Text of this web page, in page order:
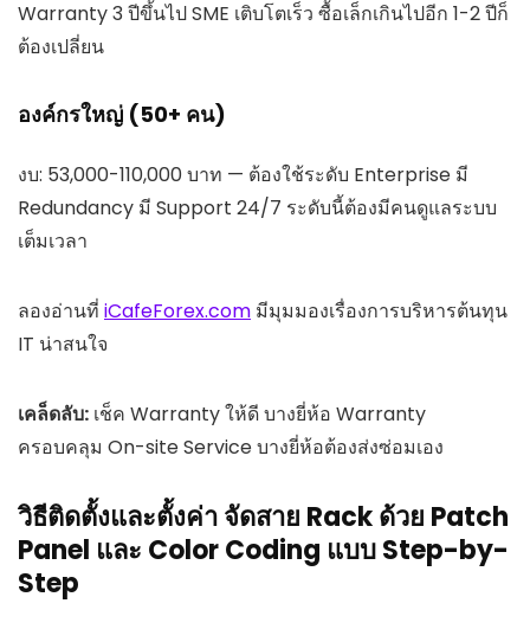
Warranty 3 ปีขึ้นไป SME เติบโตเร็ว ซื้อเล็กเกินไปอีก 1-2 ปีก็
ต้องเปลี่ยน
องค์กรใหญ่ (50+ คน)
งบ: 53,000-110,000 บาท — ต้องใช้ระดับ Enterprise มี
Redundancy มี Support 24/7 ระดับนี้ต้องมีคนดูแลระบบ
เต็มเวลา
ลองอ่านที่ iCafeForex.com มีมุมมองเรื่องการบริหารต้นทุน
IT น่าสนใจ
เคล็ดลับ: เช็ค Warranty ให้ดี บางยี่ห้อ Warranty
ครอบคลุม On-site Service บางยี่ห้อต้องส่งซ่อมเอง
วิธีติดตั้งและตั้งค่า จัดสาย Rack ด้วย Patch
Panel และ Color Coding แบบ Step-by-
Step